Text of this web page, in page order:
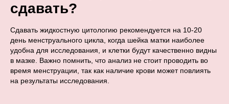
сдавать?
Сдавать жидкостную цитологию рекомендуется на 10-20
день менструального цикла, когда шейка матки наиболее
удобна для исследования, и клетки будут качественно видны
в мазке. Важно помнить, что анализ не стоит проводить во
время менструации, так как наличие крови может повлиять
на результаты исследования.